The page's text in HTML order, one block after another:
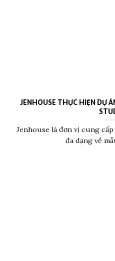
JENHOUSE THỰC HIỆN DỰ
Jenhouse là đơn vị cung
đa dạng về